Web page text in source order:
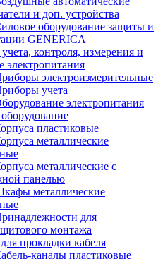
и доп. устройства
оборудование защиты и
GENERICA
контроля, измерения и
электропитания
электроизмерительные
учета
электропитания
пластиковые
металлические
металлические с
панелью
металлические
для
монтажа
прокладки кабеля
каналы пластиковые